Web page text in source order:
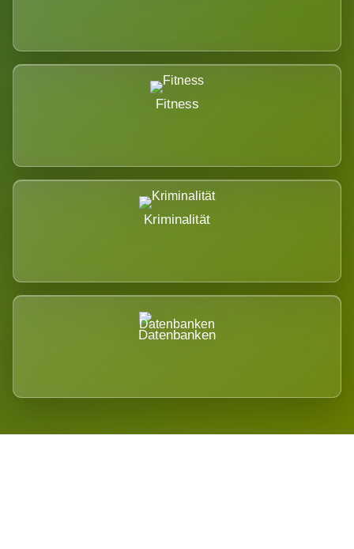
Fitness
Kriminalität
Datenbanken